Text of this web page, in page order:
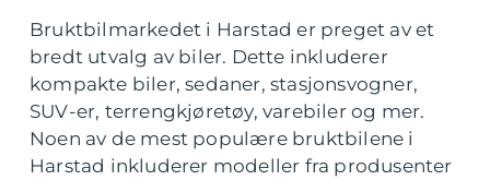
Bruktbilmarkedet i Harstad er preget av et
bredt utvalg av biler. Dette inkluderer
kompakte biler, sedaner, stasjonsvogner,
SUV-er, terrengkjøretøy, varebiler og mer.
Noen av de mest populære bruktbilene i
Harstad inkluderer modeller fra produsenter